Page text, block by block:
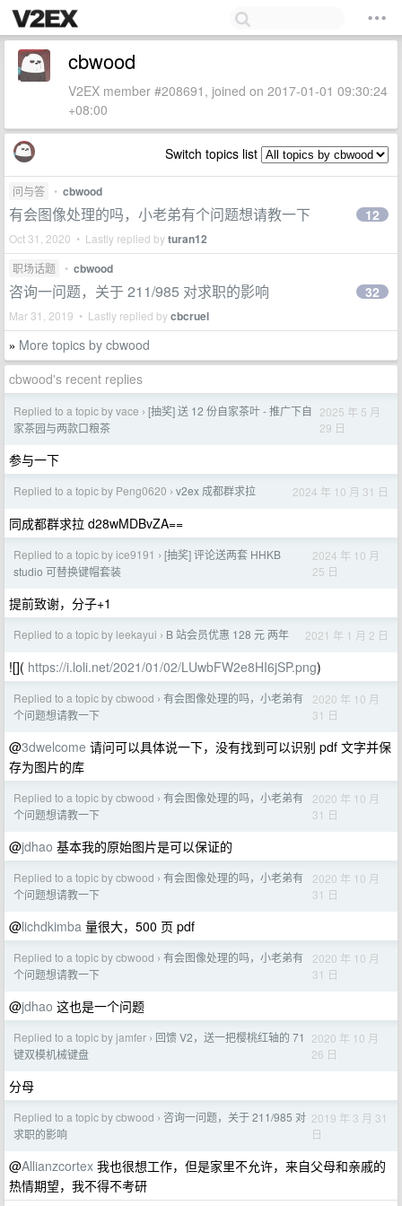
cbwood
V2EX member #208691, joined on 2017-01-01 09:30:24
+08:00
Switch topics list
问与答 • cbwood
有会图像处理的吗，小老弟有个问题想请教一下
Oct 31, 2020 • Lastly replied byturan12
12
职场话题 • cbwood
咨询一问题，关于 211/985 对求职的影响
Mar 31, 2019 • Lastly replied bycbcruel
32
» More topics by cbwood
cbwood's recent replies
Replied to a topic by vace › [抽奖] 送 12 份自家茶叶 - 推广下自
家茶园与两款口粮茶
2025 年 5 月
29 日
参与一下
Replied to a topic by Peng0620 › v2ex 成都群求拉 2024 年 10 月 31 日
同成都群求拉 d28wMDBvZA==
Replied to a topic by ice9191 › [抽奖] 评论送两套 HHKB
studio 可替换键帽套装
2024 年 10 月
25 日
提前致谢，分子+1
Replied to a topic by leekayui › B 站会员优惠 128 元 两年 2021 年 1 月 2 日
![]( https://i.loli.net/2021/01/02/LUwbFW2e8HI6jSP.png)
Replied to a topic by cbwood › 有会图像处理的吗，小老弟有
个问题想请教一下
2020 年 10 月
31 日
@3dwelcome 请问可以具体说一下，没有找到可以识别 pdf 文字并保
存为图片的库
Replied to a topic by cbwood › 有会图像处理的吗，小老弟有
个问题想请教一下
2020 年 10 月
31 日
@jdhao 基本我的原始图片是可以保证的
Replied to a topic by cbwood › 有会图像处理的吗，小老弟有
个问题想请教一下
2020 年 10 月
31 日
@lichdkimba 量很大，500 页 pdf
Replied to a topic by cbwood › 有会图像处理的吗，小老弟有
个问题想请教一下
2020 年 10 月
31 日
@jdhao 这也是一个问题
Replied to a topic by jamfer › 回馈 V2，送一把樱桃红轴的 71
键双模机械键盘
2020 年 10 月
26 日
分母
Replied to a topic by cbwood › 咨询一问题，关于 211/985 对
求职的影响
2019 年 3 月 31
日
@Allianzcortex 我也很想工作，但是家里不允许，来自父母和亲戚的
热情期望，我不得不考研